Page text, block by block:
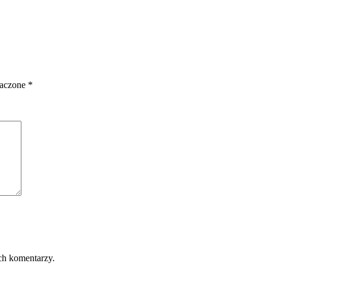
*
komentarzy.